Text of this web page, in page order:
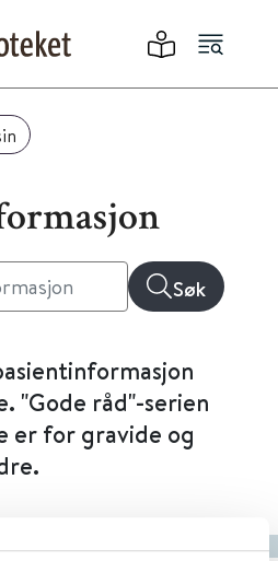
Søk
"Gode råd"-serien
er for gravide og